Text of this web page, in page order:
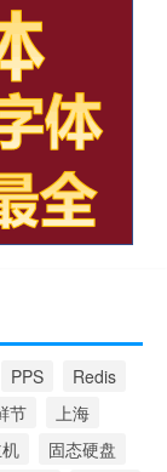
PPS
Redis
节
上海
固态硬盘